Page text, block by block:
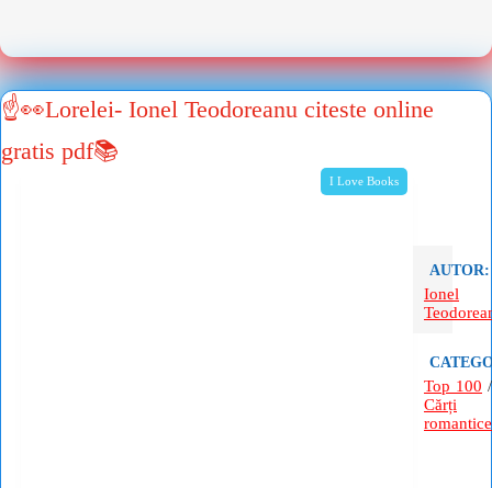
I Love Books
☝👀Lorelei- Ionel Teodoreanu citeste online
gratis pdf📚
AUTOR:
Ionel
Top 100 /
Cărți
romantice